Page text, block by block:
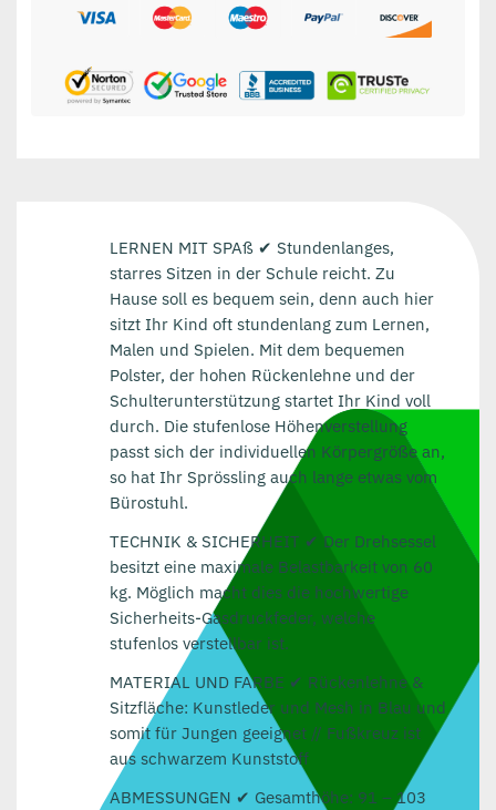
LERNEN MIT SPAß ✔ Stundenlanges,
starres Sitzen in der Schule reicht. Zu
Hause soll es bequem sein, denn auch hier
sitzt Ihr Kind oft stundenlang zum Lernen,
Malen und Spielen. Mit dem bequemen
Polster, der hohen Rückenlehne und der
Schulterunterstützung startet Ihr Kind voll
durch. Die stufenlose Höhenverstellung
passt sich der individuellen Körpergröße an,
so hat Ihr Sprössling auch lange etwas vom
Bürostuhl.
TECHNIK & SICHERHEIT ✔ Der Drehsessel
besitzt eine maximale Belastbarkeit von 60
kg. Möglich macht dies die hochwertige
Sicherheits-Gasdruckfeder, welche
stufenlos verstellbar ist.
MATERIAL UND FARBE ✔ Rückenlehne &
Sitzfläche: Kunstleder und Mesh in Blau und
somit für Jungen geeignet // Fußkreuz ist
aus schwarzem Kunststoff
ABMESSUNGEN ✔ Gesamthöhe: 91 – 103